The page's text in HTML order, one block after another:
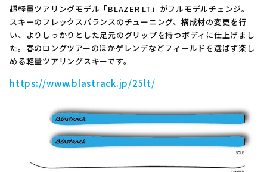
超軽量ツアリングモデル「BLAZER LT」がフルモデルチェンジ。
スキーのフレックスバランスのチューニング、構成材の変更を行
い、よりしっかりとした足元のグリップを持つボディに仕上げまし
た。春のロングツアーのほかゲレンデなどフィールドを選ばず楽し
める軽量ツアリングスキーです。
https://www.blastrack.jp/25lt/